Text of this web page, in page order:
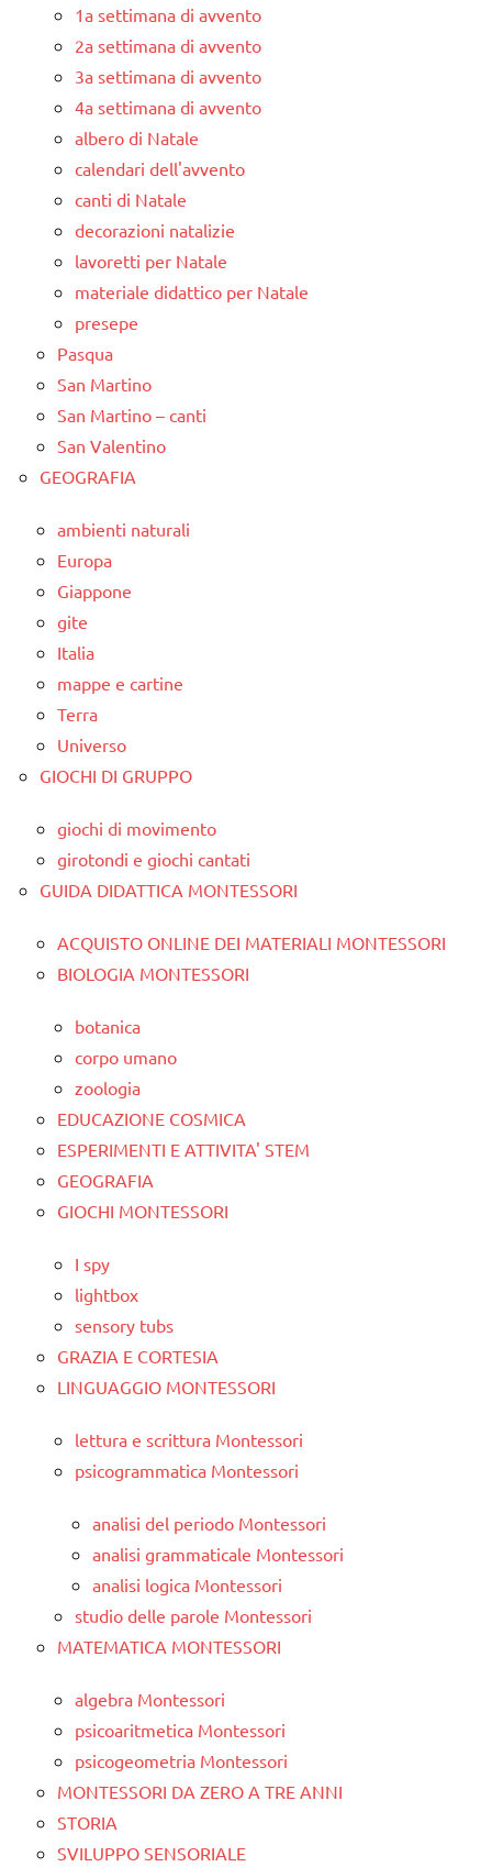
1a settimana di avvento
2a settimana di avvento
3a settimana di avvento
4a settimana di avvento
albero di Natale
calendari dell'avvento
canti di Natale
decorazioni natalizie
lavoretti per Natale
materiale didattico per Natale
presepe
Pasqua
San Martino
San Martino – canti
San Valentino
GEOGRAFIA
ambienti naturali
Europa
Giappone
gite
Italia
mappe e cartine
Terra
Universo
GIOCHI DI GRUPPO
giochi di movimento
girotondi e giochi cantati
GUIDA DIDATTICA MONTESSORI
ACQUISTO ONLINE DEI MATERIALI MONTESSORI
BIOLOGIA MONTESSORI
botanica
corpo umano
zoologia
EDUCAZIONE COSMICA
ESPERIMENTI E ATTIVITA' STEM
GEOGRAFIA
GIOCHI MONTESSORI
I spy
lightbox
sensory tubs
GRAZIA E CORTESIA
LINGUAGGIO MONTESSORI
lettura e scrittura Montessori
psicogrammatica Montessori
analisi del periodo Montessori
analisi grammaticale Montessori
analisi logica Montessori
studio delle parole Montessori
MATEMATICA MONTESSORI
algebra Montessori
psicoaritmetica Montessori
psicogeometria Montessori
MONTESSORI DA ZERO A TRE ANNI
STORIA
SVILUPPO SENSORIALE